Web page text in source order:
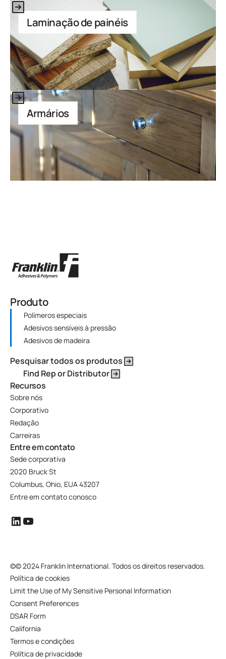
Laminação de painéis
Este é um texto dentro de um bloco div.
Armários
Este é um texto dentro de um bloco div.
Produto
Polímeros especiais
Adesivos sensíveis à pressão
Adesivos de madeira
Pesquisar todos os produtos
Find Rep or Distributor
Recursos
Sobre nós
Corporativo
Redação
Carreiras
Entre em contato
Sede corporativa
2020 Bruck St
Columbus, Ohio, EUA 43207
Entre em contato conosco
©© 2024 Franklin International. Todos os direitos reservados.
Política de cookies
Limit the Use of My Sensitive Personal Information
Consent Preferences
DSAR Form
California
Termos e condições
Política de privacidade